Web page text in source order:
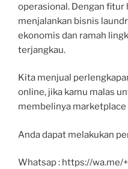
operasional. Dengan fitur
menjalankan bisnis
ekonomis dan ramah
terjangkau.
Kita menjual
online, jika kamu malas
membelinya
Anda dapat melakukan
Whatsap : https://